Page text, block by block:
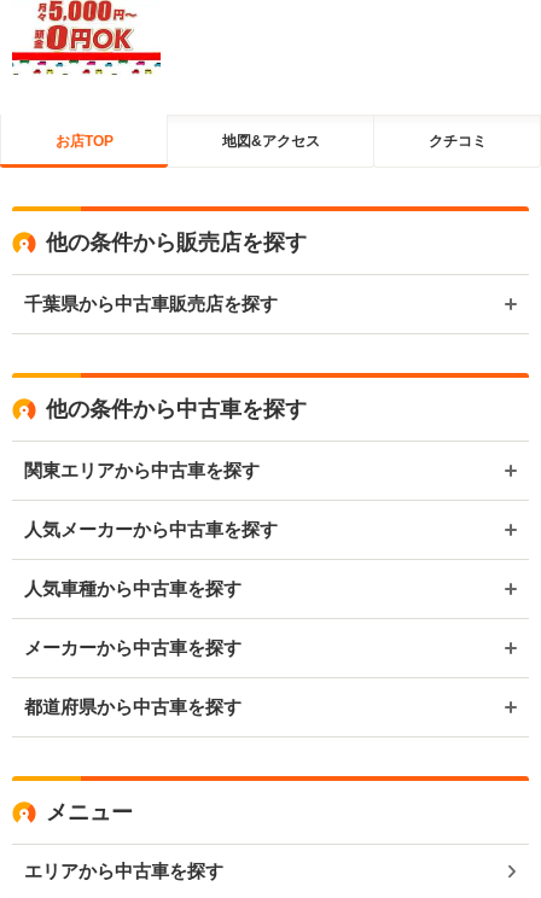
お店TOP 地図&アクセス クチコミ
他の条件から販売店を探す
千葉県から中古車販売店を探す
他の条件から中古車を探す
関東エリアから中古車を探す
人気メーカーから中古車を探す
人気車種から中古車を探す
メーカーから中古車を探す
都道府県から中古車を探す
メニュー
エリアから中古車を探す